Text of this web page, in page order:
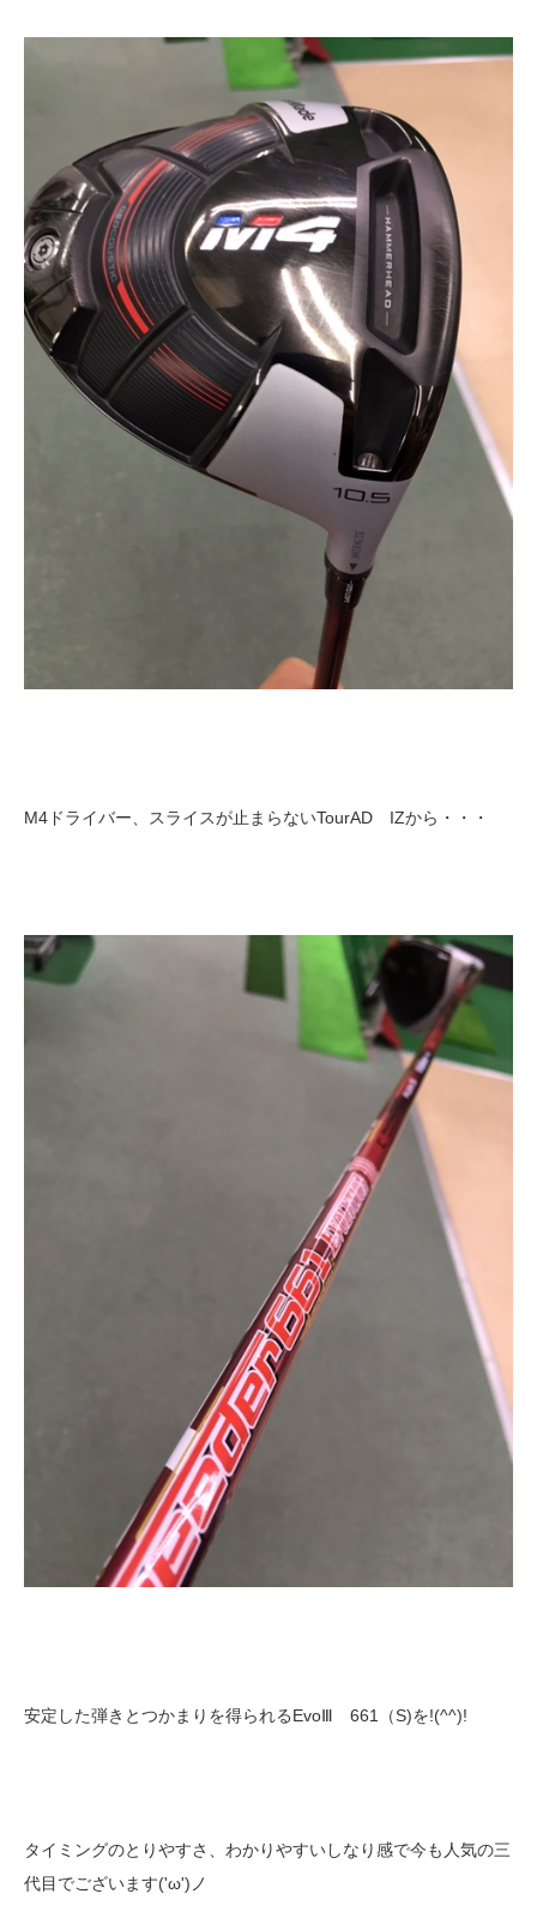
M4ドライバー、スライスが止まらないTourAD IZから・・・
安定した弾きとつかまりを得られるEvoⅢ 661（S)を!(^^)!
タイミングのとりやすさ、わかりやすいしなり感で今も人気の三
代目でございます('ω')ノ